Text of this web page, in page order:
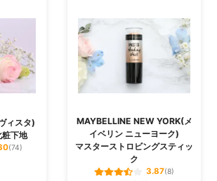
ィスタ)
粧下地
(74)
MAYBELLINE NEW YORK(メ
イベリン ニューヨーク)
マスターストロビングスティッ
ク
3.87(8)